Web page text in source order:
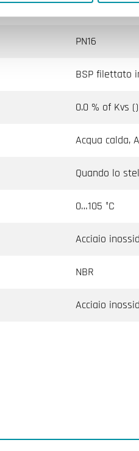
PN16
BSP filettato
0.0 % of Kvs ()
Acqua calda,
Quando lo
0…105 °C
Acciaio
NBR
Acciaio